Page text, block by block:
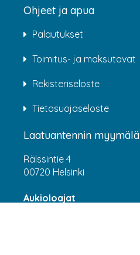
Ohjeet ja apua
Palautukset
Toimitus- ja maksutavat
Rekisteriseloste
Tietosuojaseloste
Laatuantennin myymälä
Rälssintie 4
00720 Helsinki
Aukioloajat